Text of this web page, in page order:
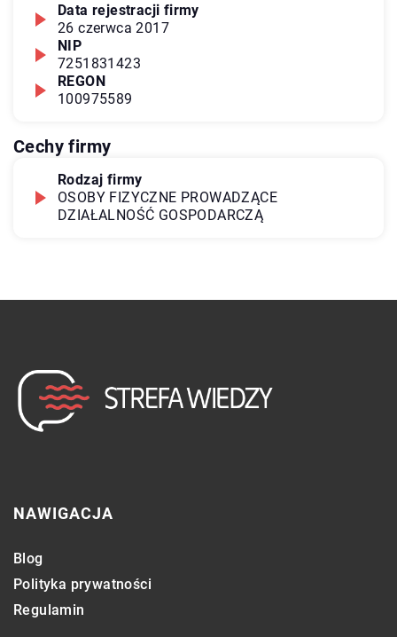
Data rejestracji firmy
26 czerwca 2017
NIP
7251831423
REGON
100975589
Cechy firmy
Rodzaj firmy
OSOBY FIZYCZNE PROWADZĄCE
DZIAŁALNOŚĆ GOSPODARCZĄ
NAWIGACJA
Blog
Polityka prywatności
Regulamin